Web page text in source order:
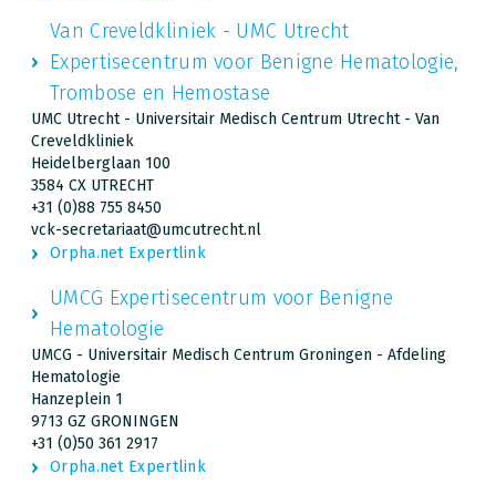
Van Creveldkliniek - UMC Utrecht
Expertisecentrum voor Benigne Hematologie,
Trombose en Hemostase
UMC Utrecht - Universitair Medisch Centrum Utrecht - Van
Creveldkliniek
Heidelberglaan 100
3584 CX UTRECHT
+31 (0)88 755 8450
vck-secretariaat@umcutrecht.nl
Orpha.net Expertlink
UMCG Expertisecentrum voor Benigne
Hematologie
UMCG - Universitair Medisch Centrum Groningen - Afdeling
Hematologie
Hanzeplein 1
9713 GZ GRONINGEN
+31 (0)50 361 2917
Orpha.net Expertlink